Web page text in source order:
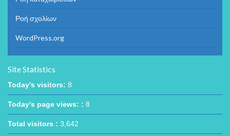
Ροή σχολίων
WordPress.org
Site Statistics
Today's visitors: 8
Today's page views: : 8
Total visitors : 3,642